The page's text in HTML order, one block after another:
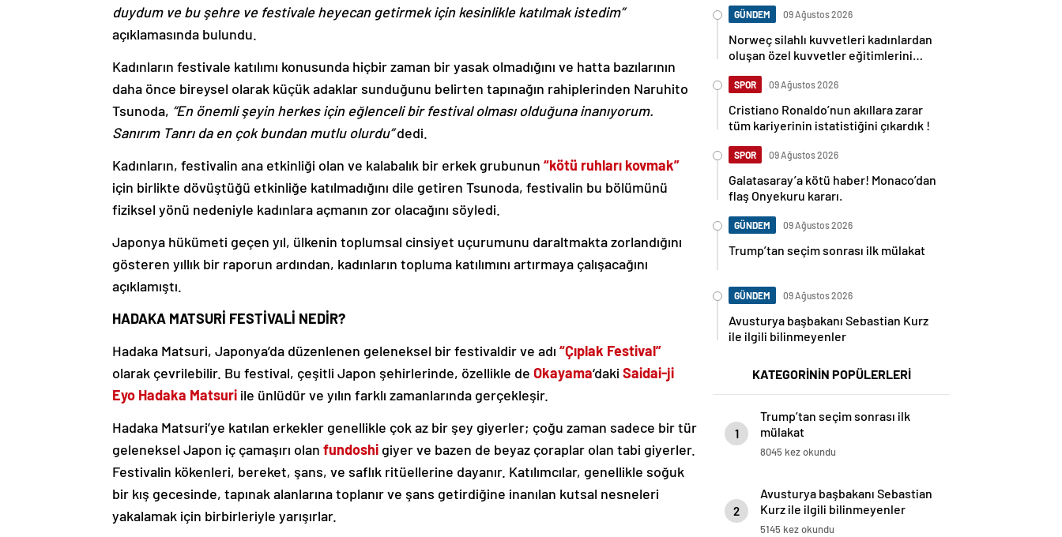
duydum ve bu şehre ve festivale heyecan getirmek için kesinlikle katılmak istedim”
açıklamasında bulundu.
Kadınların festivale katılımı konusunda hiçbir zaman bir yasak olmadığını ve hatta bazılarının
daha önce bireysel olarak küçük adaklar sunduğunu belirten tapınağın rahiplerinden Naruhito
Tsunoda, “En önemli şeyin herkes için eğlenceli bir festival olması olduğuna inanıyorum.
Sanırım Tanrı da en çok bundan mutlu olurdu”dedi.
Kadınların, festivalin ana etkinliği olan ve kalabalık bir erkek grubunun “kötü ruhları kovmak”
için birlikte dövüştüğü etkinliğe katılmadığını dile getiren Tsunoda, festivalin bu bölümünü
fiziksel yönü nedeniyle kadınlara açmanın zor olacağını söyledi.
Japonya hükümeti geçen yıl, ülkenin toplumsal cinsiyet uçurumunu daraltmakta zorlandığını
gösteren yıllık bir raporun ardından, kadınların topluma katılımını artırmaya çalışacağını
açıklamıştı.
HADAKA MATSURİ FESTİVALİ NEDİR?
Hadaka Matsuri, Japonya’da düzenlenen geleneksel bir festivaldir ve adı “Çıplak Festival”
olarak çevrilebilir. Bu festival, çeşitli Japon şehirlerinde, özellikle de Okayama‘daki Saidai-ji
Eyo Hadaka Matsuri ile ünlüdür ve yılın farklı zamanlarında gerçekleşir.
Hadaka Matsuri’ye katılan erkekler genellikle çok az bir şey giyerler; çoğu zaman sadece bir tür
geleneksel Japon iç çamaşırı olan fundoshi giyer ve bazen de beyaz çoraplar olan tabi giyerler.
Festivalin kökenleri, bereket, şans, ve saflık ritüellerine dayanır. Katılımcılar, genellikle soğuk
bir kış gecesinde, tapınak alanlarına toplanır ve şans getirdiğine inanılan kutsal nesneleri
yakalamak için birbirleriyle yarışırlar.
GÜNDEM 09 Ağustos 2026
Norweç silahlı kuvvetleri kadınlardan
oluşan özel kuvvetler eğitimlerini
SPOR 09 Ağustos 2026
Cristiano Ronaldo’nun akıllara zarar
tüm kariyerinin istatistiğini çıkardık !
SPOR 09 Ağustos 2026
Galatasaray’a kötü haber! Monaco’dan
flaş Onyekuru kararı.
GÜNDEM 09 Ağustos 2026
Trump’tan seçim sonrası ilk mülakat
GÜNDEM 09 Ağustos 2026
Avusturya başbakanı Sebastian Kurz
ile ilgili bilinmeyenler
KATEGORİNİN POPÜLERLERİ
1
Trump’tan seçim sonrası ilk
mülakat
8045 kez okundu
2
Avusturya başbakanı Sebastian
Kurz ile ilgili bilinmeyenler
5145 kez okundu